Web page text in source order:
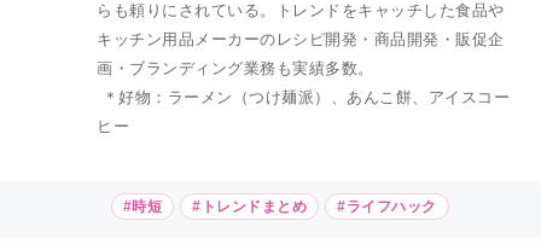
らも頼りにされている。トレンドをキャッチした食品や
キッチン用品メーカーのレシピ開発・商品開発・販促企
画・ブランディング業務も実績多数。
＊好物：ラーメン（つけ麺派）、あんこ餅、アイスコー
ヒー
#時短 #トレンドまとめ #ライフハック